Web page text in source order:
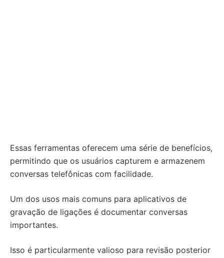
Essas ferramentas oferecem uma série de benefícios,
permitindo que os usuários capturem e armazenem
conversas telefônicas com facilidade.
Um dos usos mais comuns para aplicativos de
gravação de ligações é documentar conversas
importantes.
Isso é particularmente valioso para revisão posterior